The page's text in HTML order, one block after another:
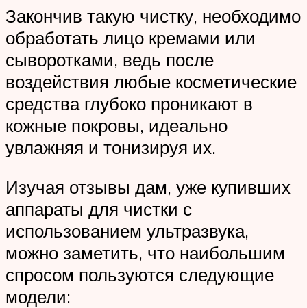
Закончив такую чистку, необходимо
обработать лицо кремами или
сыворотками, ведь после
воздействия любые косметические
средства глубоко проникают в
кожные покровы, идеально
увлажняя и тонизируя их.
Изучая отзывы дам, уже купивших
аппараты для чистки с
использованием ультразвука,
можно заметить, что наибольшим
спросом пользуются следующие
модели: